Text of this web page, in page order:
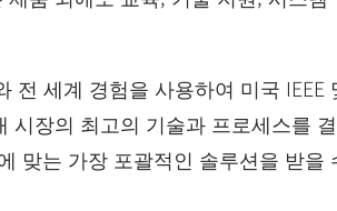
전 세계 경험을 사용하여 미국 IEEE
시장의 최고의 기술과 프로세스를
맞는 가장 포괄적인 솔루션을 받을